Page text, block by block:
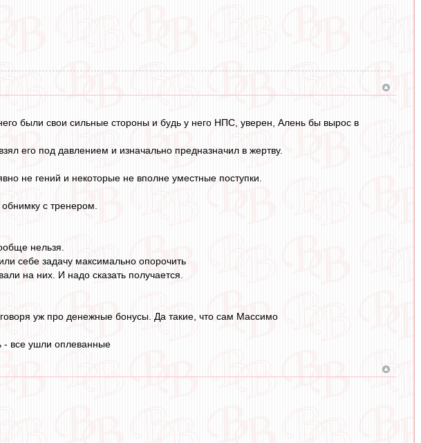
были свои сильные стороны и будь у него НПС, уверен, Алень бы вырос в
его под давлением и изначально предназначил в жертву.
не гений и некоторые не вполне уместные поступки.
с тренером.
нельзя.
себе задачу максимально опорочить
на них. И надо сказать получается.
уж про денежные бонусы. Да такие, что сам Массимо
- все ушли оплеванные